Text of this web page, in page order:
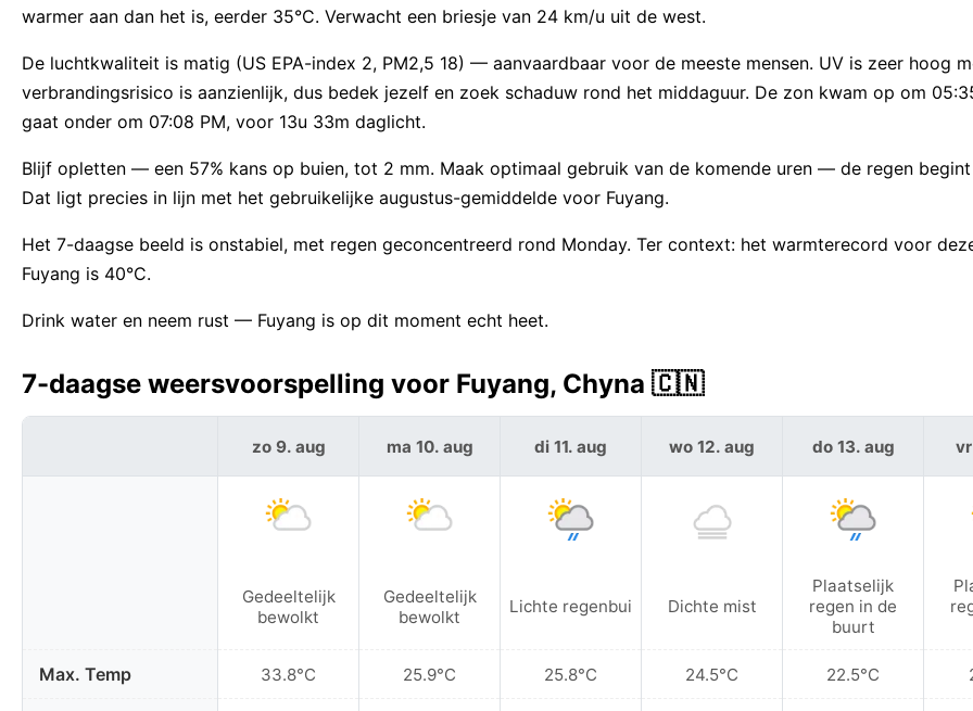
warmer aan dan het is, eerder 35°C. Verwacht een briesje van 24 km/u uit de west.
De luchtkwaliteit is matig (US EPA-index 2, PM2,5 18) — aanvaardbaar voor de meeste mensen. UV is zeer hoog
verbrandingsrisico is aanzienlijk, dus bedek jezelf en zoek schaduw rond het middaguur. De zon kwam op om
gaat onder om 07:08 PM, voor 13u 33m daglicht.
Blijf opletten — een 57% kans op buien, tot 2 mm. Maak optimaal gebruik van de komende uren — de regen
Dat ligt precies in lijn met het gebruikelijke augustus-gemiddelde voor Fuyang.
Het 7-daagse beeld is onstabiel, met regen geconcentreerd rond Monday. Ter context: het warmterecord voor
Fuyang is 40°C.
Drink water en neem rust — Fuyang is op dit moment echt heet.
7-daagse weersvoorspelling voor Fuyang, Chyna 🇨🇳
Max. Temp
zo 9. aug
Gedeeltelijk
bewolkt
33.8°C
ma 10. aug
Gedeeltelijk
bewolkt
25.9°C
di 11. aug
Lichte regenbui
25.8°C
wo 12. aug
Dichte mist
24.5°C
do 13. aug
Plaatselijk
regen in de
buurt
22.5°C